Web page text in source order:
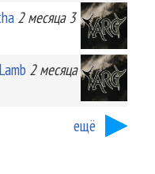
2 месяца 3
2 месяца
ещё